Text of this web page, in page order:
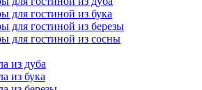
для гостиной из бука
для гостиной из березы
для гостиной из сосны
из дуба
из бука